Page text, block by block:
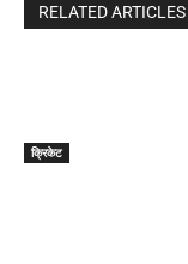
RELATED ARTICLES
क्रिकेट